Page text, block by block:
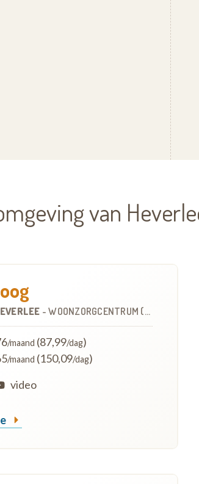
van
-WOONZORGCENTRUM (WZC)
/maand (87,99/dag)
/maand (150,09/dag)
video